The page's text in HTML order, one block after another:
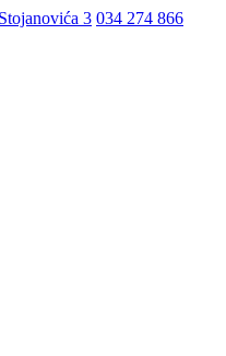
3 034 274 866